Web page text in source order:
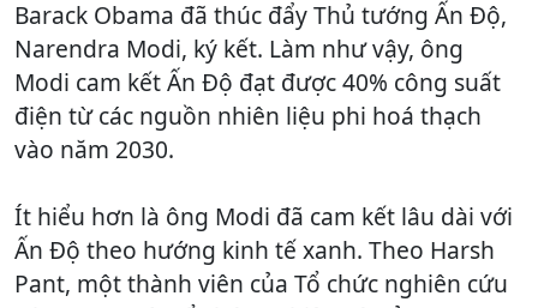
Barack Obama đã thúc đẩy Thủ tướng Ấn Độ,
Narendra Modi, ký kết. Làm như vậy, ông
Modi cam kết Ấn Độ đạt được 40% công suất
điện từ các nguồn nhiên liệu phi hoá thạch
vào năm 2030.
Ít hiểu hơn là ông Modi đã cam kết lâu dài với
Ấn Độ theo hướng kinh tế xanh. Theo Harsh
Pant, một thành viên của Tổ chức nghiên cứu